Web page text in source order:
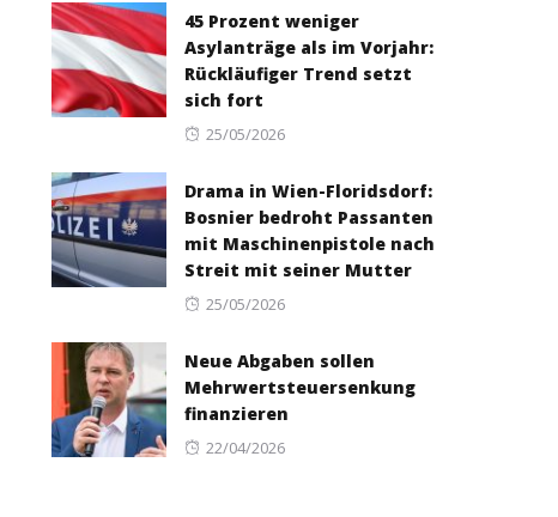
45 Prozent weniger
Asylanträge als im Vorjahr:
Rückläufiger Trend setzt
sich fort
Posted
25/05/2026
Drama in Wien-Floridsdorf:
Bosnier bedroht Passanten
mit Maschinenpistole nach
Streit mit seiner Mutter
Posted
25/05/2026
Neue Abgaben sollen
Mehrwertsteuersenkung
finanzieren
Posted
22/04/2026